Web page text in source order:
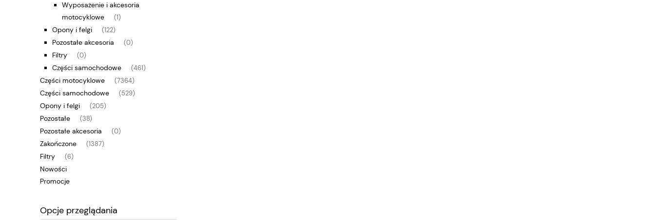
Wyposażenie i akcesoria
motocyklowe
(1)
Opony i felgi (122)
Pozostałe akcesoria (0)
Filtry (0)
Części samochodowe (461)
Części motocyklowe (7364)
Części samochodowe (529)
Opony i felgi (205)
Pozostałe (38)
Pozostałe akcesoria (0)
Zakończone (1387)
Filtry (6)
Nowości
Promocje
Opcje przeglądania